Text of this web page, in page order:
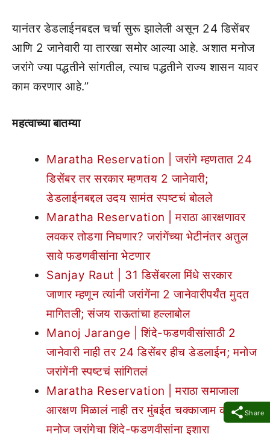
Share
यानंतर डेडलाईनबद्दल चर्चा सुरू झालेली असून 24 डिसेंबर
आणि 2 जानेवारी या तारखा समोर आल्या आहे. अशात मनोज
जरांगे ज्या पद्धतीने सांगतील, त्याच पद्धतीने राज्य शासन यावर
काम करणार आहे.”
महत्वाच्या बातम्या
Maratha Reservation | जरांगे म्हणतात 24
डिसेंबर तर सरकार म्हणतय 2 जानेवारी;
डेडलाईनबद्दल उदय सामंत स्पष्टचं बोलले
Maratha Reservation | मराठा आरक्षणावर
लवकर तोडगा निघणार? जरांगेंच्या भेटीनंतर अतुल
सावे फडणवीसांना भेटणार
Sanjay Raut | 31 डिसेंबरला मिंधे सरकार
जाणार म्हणून त्यांनी जरांगेंना 2 जानेवारीपर्यंत मुदत
मागितली; संजय राऊतांचा हल्लाबोल
Manoj Jarange | शिंदे-फडणवीसांसाठी 2
जानेवारी नाही तर 24 डिसेंबर हीच डेडलाईन; मनोज
जरांगेंनी स्पष्टचं सांगितलं
Maratha Reservation | मराठा समाजाला
आरक्षण मिळालं नाही तर मुंबईत चक्काजाम करू;
मनोज जरांगेचा शिंदे-फडणवीसांना इशारा